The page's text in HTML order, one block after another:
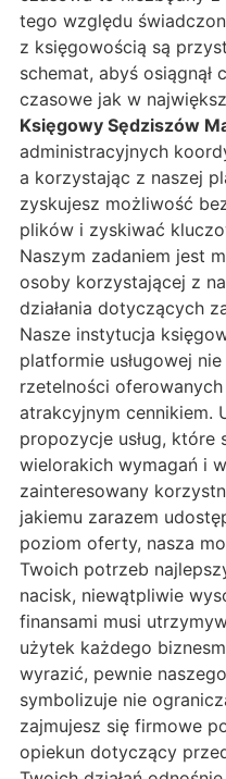
tego względu
z księgowością są
schemat, abyś
czasowe jak w
Księgowy Sędziszów
administracyjnych
a korzystając z naszej
zyskujesz możliwość
plików i zyskiwać
Naszym zadaniem jest
osoby korzystającej z
działania dotyczących
Nasze instytucja
platformie usługowej
rzetelności
atrakcyjnym cennikiem.
propozycje usług, które
wielorakich wymagań i
zainteresowany
jakiemu zarazem
poziom oferty, nasza
Twoich potrzeb
nacisk, niewątpliwie
finansami musi
użytek każdego
wyrazić, pewnie
symbolizuje nie
zajmujesz się firmowe
opiekun dotyczący